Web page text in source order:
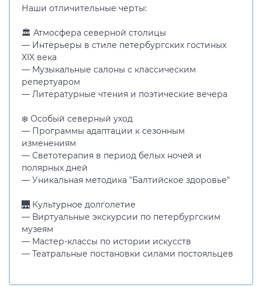
Наши отличительные черты:
🏛 Атмосфера северной столицы
— Интерьеры в стиле петербургских гостиных
XIX века
— Музыкальные салоны с классическим
репертуаром
— Литературные чтения и поэтические вечера
❄️ Особый северный уход
— Программы адаптации к сезонным
изменениям
— Светотерапия в период белых ночей и
полярных дней
— Уникальная методика "Балтийское здоровье"
🌉 Культурное долголетие
— Виртуальные экскурсии по петербургским
музеям
— Мастер-классы по истории искусств
— Театральные постановки силами постояльцев